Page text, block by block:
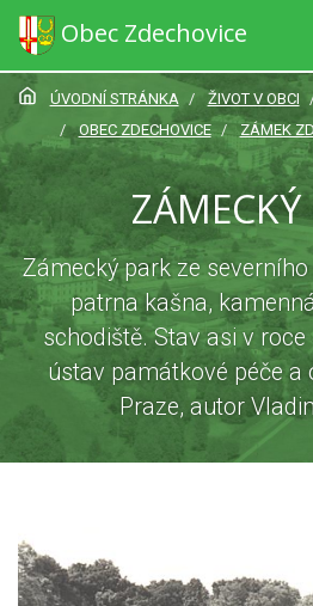
Obec Zdechovice
ÚVODNÍ STRÁNKA ŽIVOT V OBCI
OBEC ZDECHOVICE
ZÁMEK
ZÁMECKÝ
Zámecký park ze
patrna kašna,
schodiště. Stav asi v
ústav památkové péče a
Praze, autor